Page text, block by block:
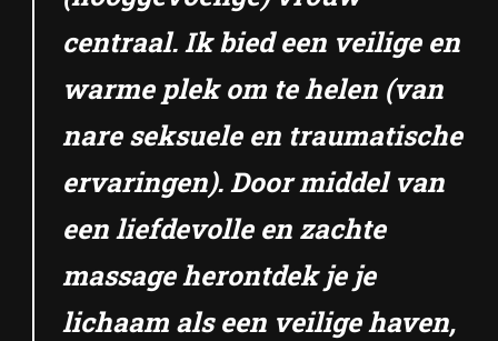
centraal. Ik bied een veilige en
warme plek om te helen (van
nare seksuele en traumatische
ervaringen). Door middel van
een liefdevolle en zachte
massage herontdek je je
lichaam als een veilige haven,